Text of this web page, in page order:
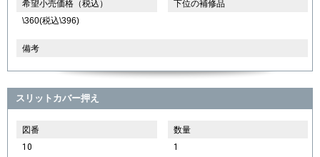
希望小売価格（税込）
\360(税込\396)
下位の補修品
備考
スリットカバー押え
図番
10
数量
1